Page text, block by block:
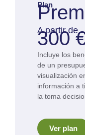
Plan
A partir de
300
Incluye los
de un
visualización
información a
la toma
Ver plan